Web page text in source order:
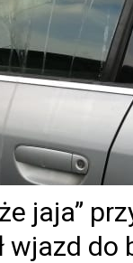
jaja”
do